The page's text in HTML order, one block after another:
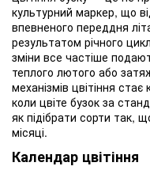
культурний маркер, що
впевненого переддня
результатом річного
зміни все частіше
теплого лютого або
механізмів цвітіння
коли цвіте бузок за
як підібрати сорти так,
місяці.
Календар цвітіння